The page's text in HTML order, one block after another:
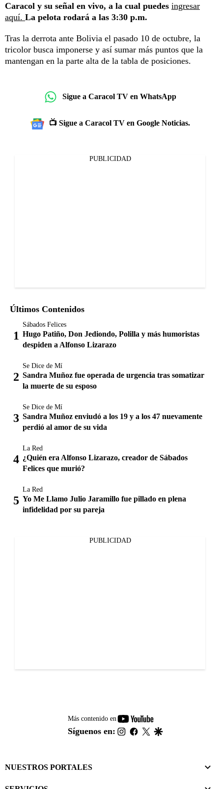
Caracol y su señal en vivo, a la cual puedes ingresar
aquí. La pelota rodará a las 3:30 p.m.
Tras la derrota ante Bolivia el pasado 10 de octubre, la
tricolor busca imponerse y así sumar más puntos que la
mantengan en la parte alta de la tabla de posiciones.
Sigue a Caracol TV en WhatsApp
📺 Sigue a Caracol TV en Google Noticias.
PUBLICIDAD
Últimos Contenidos
Sábados Felices
Hugo Patiño, Don Jediondo, Polilla y más humoristas
despiden a Alfonso Lizarazo
Se Dice de Mí
Sandra Muñoz fue operada de urgencia tras somatizar
la muerte de su esposo
Se Dice de Mí
Sandra Muñoz enviudó a los 19 y a los 47 nuevamente
perdió al amor de su vida
La Red
¿Quién era Alfonso Lizarazo, creador de Sábados
Felices que murió?
La Red
Yo Me Llamo Julio Jaramillo fue pillado en plena
infidelidad por su pareja
PUBLICIDAD
Más contenido en
youtube-
footer
Síguenos en: instagram
facebook
twitter
NUESTROS PORTALES